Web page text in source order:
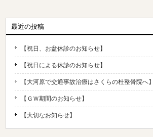
最近の投稿
【祝日、お盆休診のお知らせ】
【祝日による休診のお知らせ】
【大河原で交通事故治療はさくらの杜整骨院へ】
【ＧＷ期間のお知らせ】
【大切なお知らせ】